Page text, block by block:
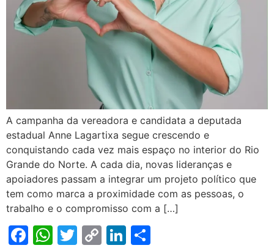
A campanha da vereadora e candidata a deputada
estadual Anne Lagartixa segue crescendo e
conquistando cada vez mais espaço no interior do Rio
Grande do Norte. A cada dia, novas lideranças e
apoiadores passam a integrar um projeto político que
tem como marca a proximidade com as pessoas, o
trabalho e o compromisso com a […]
Facebook
WhatsApp
Twitter
CopyLinkedIn